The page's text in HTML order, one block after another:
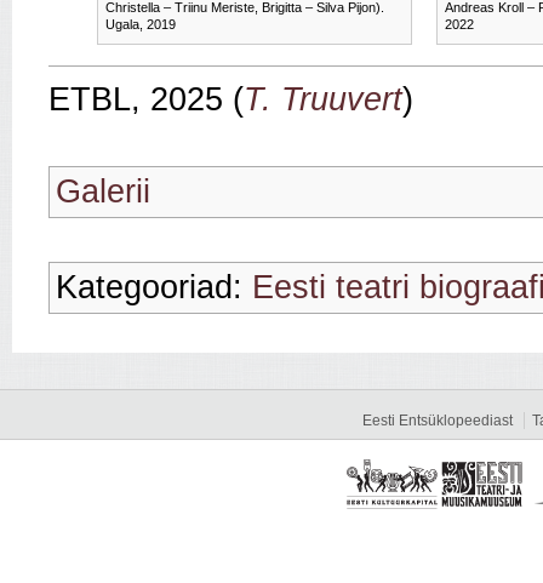
Christella – Triinu Meriste, Brigitta – Silva Pijon).
Ugala, 2019
Andreas Kroll –
2022
ETBL, 2025 (T. Truuvert)
Galerii
Kategooriad: Eesti teatri
Eesti Entsüklopeediast